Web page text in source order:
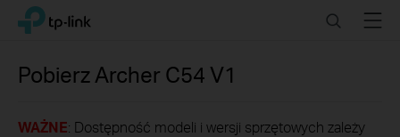
Click
navigation
TP-Link, Reliably Smart SearchMenu
PobierzArcher C54 V1
WAŻNE: Dostępność modeli i wersji sprzętowych zależy